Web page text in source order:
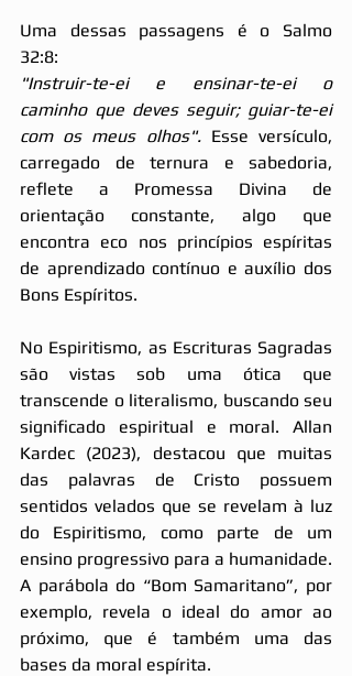
Uma dessas passagens é o Salmo
32:8:
"Instruir-te-ei e ensinar-te-ei o
caminho que deves seguir; guiar-te-ei
com os meus olhos". Esse versículo,
carregado de ternura e sabedoria,
reflete a Promessa Divina de
orientação constante, algo que
encontra eco nos princípios espíritas
de aprendizado contínuo e auxílio dos
Bons Espíritos.
No Espiritismo, as Escrituras Sagradas
são vistas sob uma ótica que
transcende o literalismo, buscando seu
significado espiritual e moral. Allan
Kardec (2023), destacou que muitas
das palavras de Cristo possuem
sentidos velados que se revelam à luz
do Espiritismo, como parte de um
ensino progressivo para a humanidade.
A parábola do “Bom Samaritano”, por
exemplo, revela o ideal do amor ao
próximo, que é também uma das
bases da moral espírita.